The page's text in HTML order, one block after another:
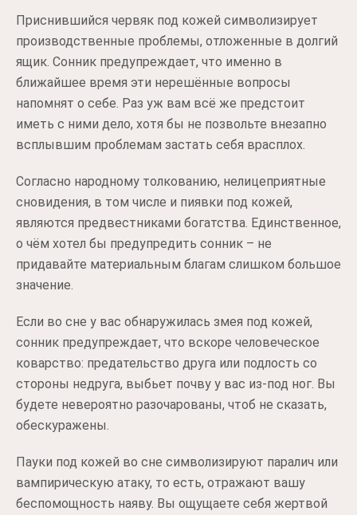
Приснившийся червяк под кожей символизирует
производственные проблемы, отложенные в долгий
ящик. Сонник предупреждает, что именно в
ближайшее время эти нерешённые вопросы
напомнят о себе. Раз уж вам всё же предстоит
иметь с ними дело, хотя бы не позвольте внезапно
всплывшим проблемам застать себя врасплох.
Согласно народному толкованию, нелицеприятные
сновидения, в том числе и пиявки под кожей,
являются предвестниками богатства. Единственное,
о чём хотел бы предупредить сонник – не
придавайте материальным благам слишком большое
значение.
Если во сне у вас обнаружилась змея под кожей,
сонник предупреждает, что вскоре человеческое
коварство: предательство друга или подлость со
стороны недруга, выбьет почву у вас из-под ног. Вы
будете невероятно разочарованы, чтоб не сказать,
обескуражены.
Пауки под кожей во сне символизируют паралич или
вампирическую атаку, то есть, отражают вашу
беспомощность наяву. Вы ощущаете себя жертвой